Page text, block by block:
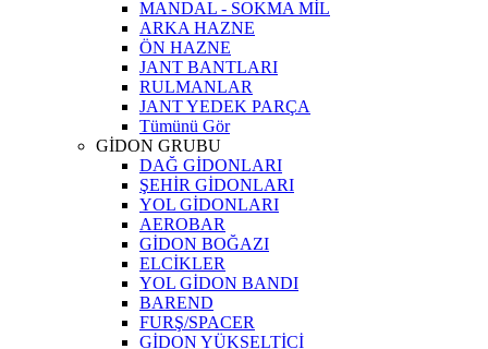
MANDAL - SOKMA MİL
ARKA HAZNE
ÖN HAZNE
JANT BANTLARI
RULMANLAR
JANT YEDEK PARÇA
Tümünü Gör
GİDON GRUBU
DAĞ GİDONLARI
ŞEHİR GİDONLARI
YOL GİDONLARI
AEROBAR
GİDON BOĞAZI
ELCİKLER
YOL GİDON BANDI
BAREND
FURŞ/SPACER
GİDON YÜKSELTİCİ